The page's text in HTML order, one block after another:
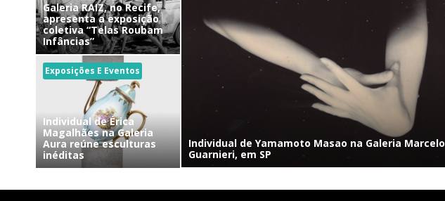
Galeria RAIZ, no Recife,
apresenta a exposição
coletiva “Telas Roubam
Infâncias”
Exposições E Eventos
Individual de Érica
Magalhães na Galeria
Aura reúne esculturas
inéditas
Individual de Yamamoto Masao na Galeria Marcelo
Guarnieri, em SP